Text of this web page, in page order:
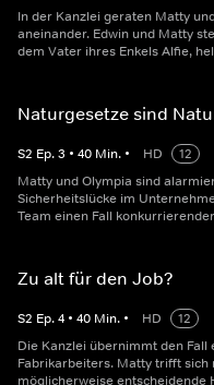
In der Kanzlei geraten Matty
aneinander. Edwin und Matty
dem Vater ihres Enkels Alfie,
Naturgesetze sind
S2 Ep.3 • 40 Min. • HD
12
Matty und Olympia sind
Sicherheitslücke im
Team einen Fall
Zu alt für den Job?
S2 Ep.4 • 40 Min. • HD
12
Die Kanzlei übernimmt den Fall
Fabrikarbeiters. Matty trifft sich
möglicherweise entscheidende